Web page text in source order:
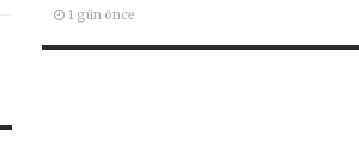
1 gün önce